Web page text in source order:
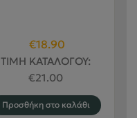
Original
price
was:
€21.00.
€18.90
τρέχουσα
είναι:
€18.90.
ΤΙΜΗ ΚΑΤΑΛΟΓΟΥ:
€21.00
Προσθήκη στο καλάθι